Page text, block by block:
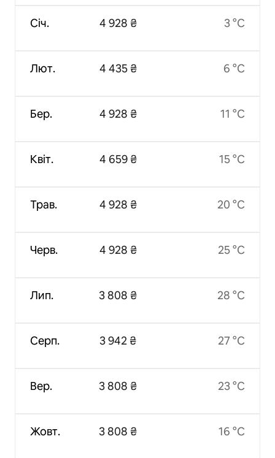
Січ.
Лют.
Бер.
Квіт.
Трав.
Черв.
Лип.
Серп.
Вер.
Жовт.
4 928 ₴
4 435 ₴
4 928 ₴
4 659 ₴
4 928 ₴
4 928 ₴
3 808 ₴
3 942 ₴
3 808 ₴
3 808 ₴
3 °C
6 °C
11 °C
15 °C
20 °C
25 °C
28 °C
27 °C
23 °C
16 °C